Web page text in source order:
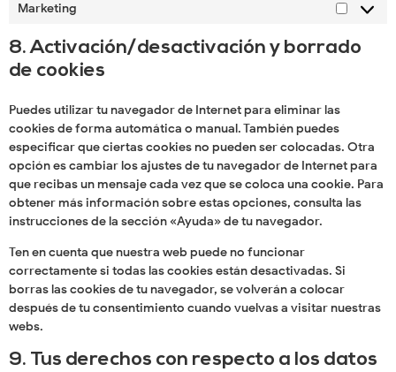
Marketing
8. Activación/desactivación y borrado
de cookies
Puedes utilizar tu navegador de Internet para eliminar las
cookies de forma automática o manual. También puedes
especificar que ciertas cookies no pueden ser colocadas. Otra
opción es cambiar los ajustes de tu navegador de Internet para
que recibas un mensaje cada vez que se coloca una cookie. Para
obtener más información sobre estas opciones, consulta las
instrucciones de la sección «Ayuda» de tu navegador.
Ten en cuenta que nuestra web puede no funcionar
correctamente si todas las cookies están desactivadas. Si
borras las cookies de tu navegador, se volverán a colocar
después de tu consentimiento cuando vuelvas a visitar nuestras
webs.
9. Tus derechos con respecto a los datos